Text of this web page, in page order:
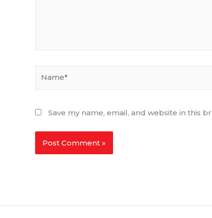
Save my name, email, and website in this